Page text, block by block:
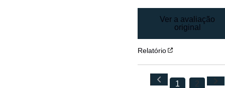
Ver a avaliação
original
Relatório
1 2